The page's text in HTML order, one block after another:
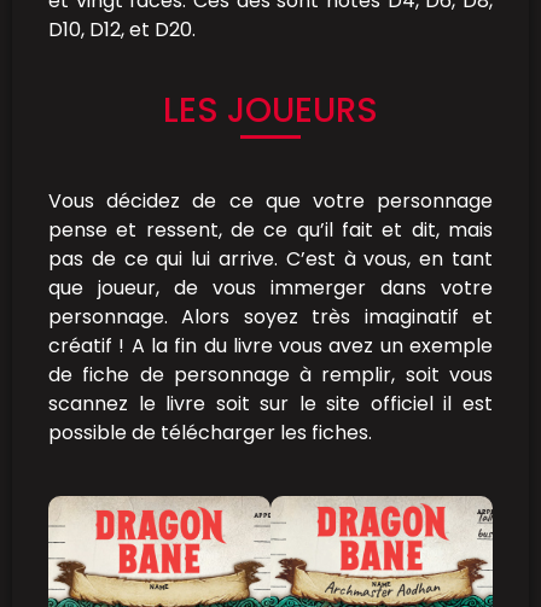
D10, D12, et D20.
LES JOUEURS
Vous décidez de ce que votre personnage
pense et ressent, de ce qu’il fait et dit, mais
pas de ce qui lui arrive. C’est à vous, en tant
que joueur, de vous immerger dans votre
personnage. Alors soyez très imaginatif et
créatif ! A la fin du livre vous avez un exemple
de fiche de personnage à remplir, soit vous
scannez le livre soit sur le site officiel il est
possible de télécharger les fiches.